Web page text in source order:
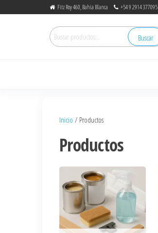
Fitz Roy 460, Bahia Blanca +54 9 2914 377095
Buscar
Inicio / Productos
Productos